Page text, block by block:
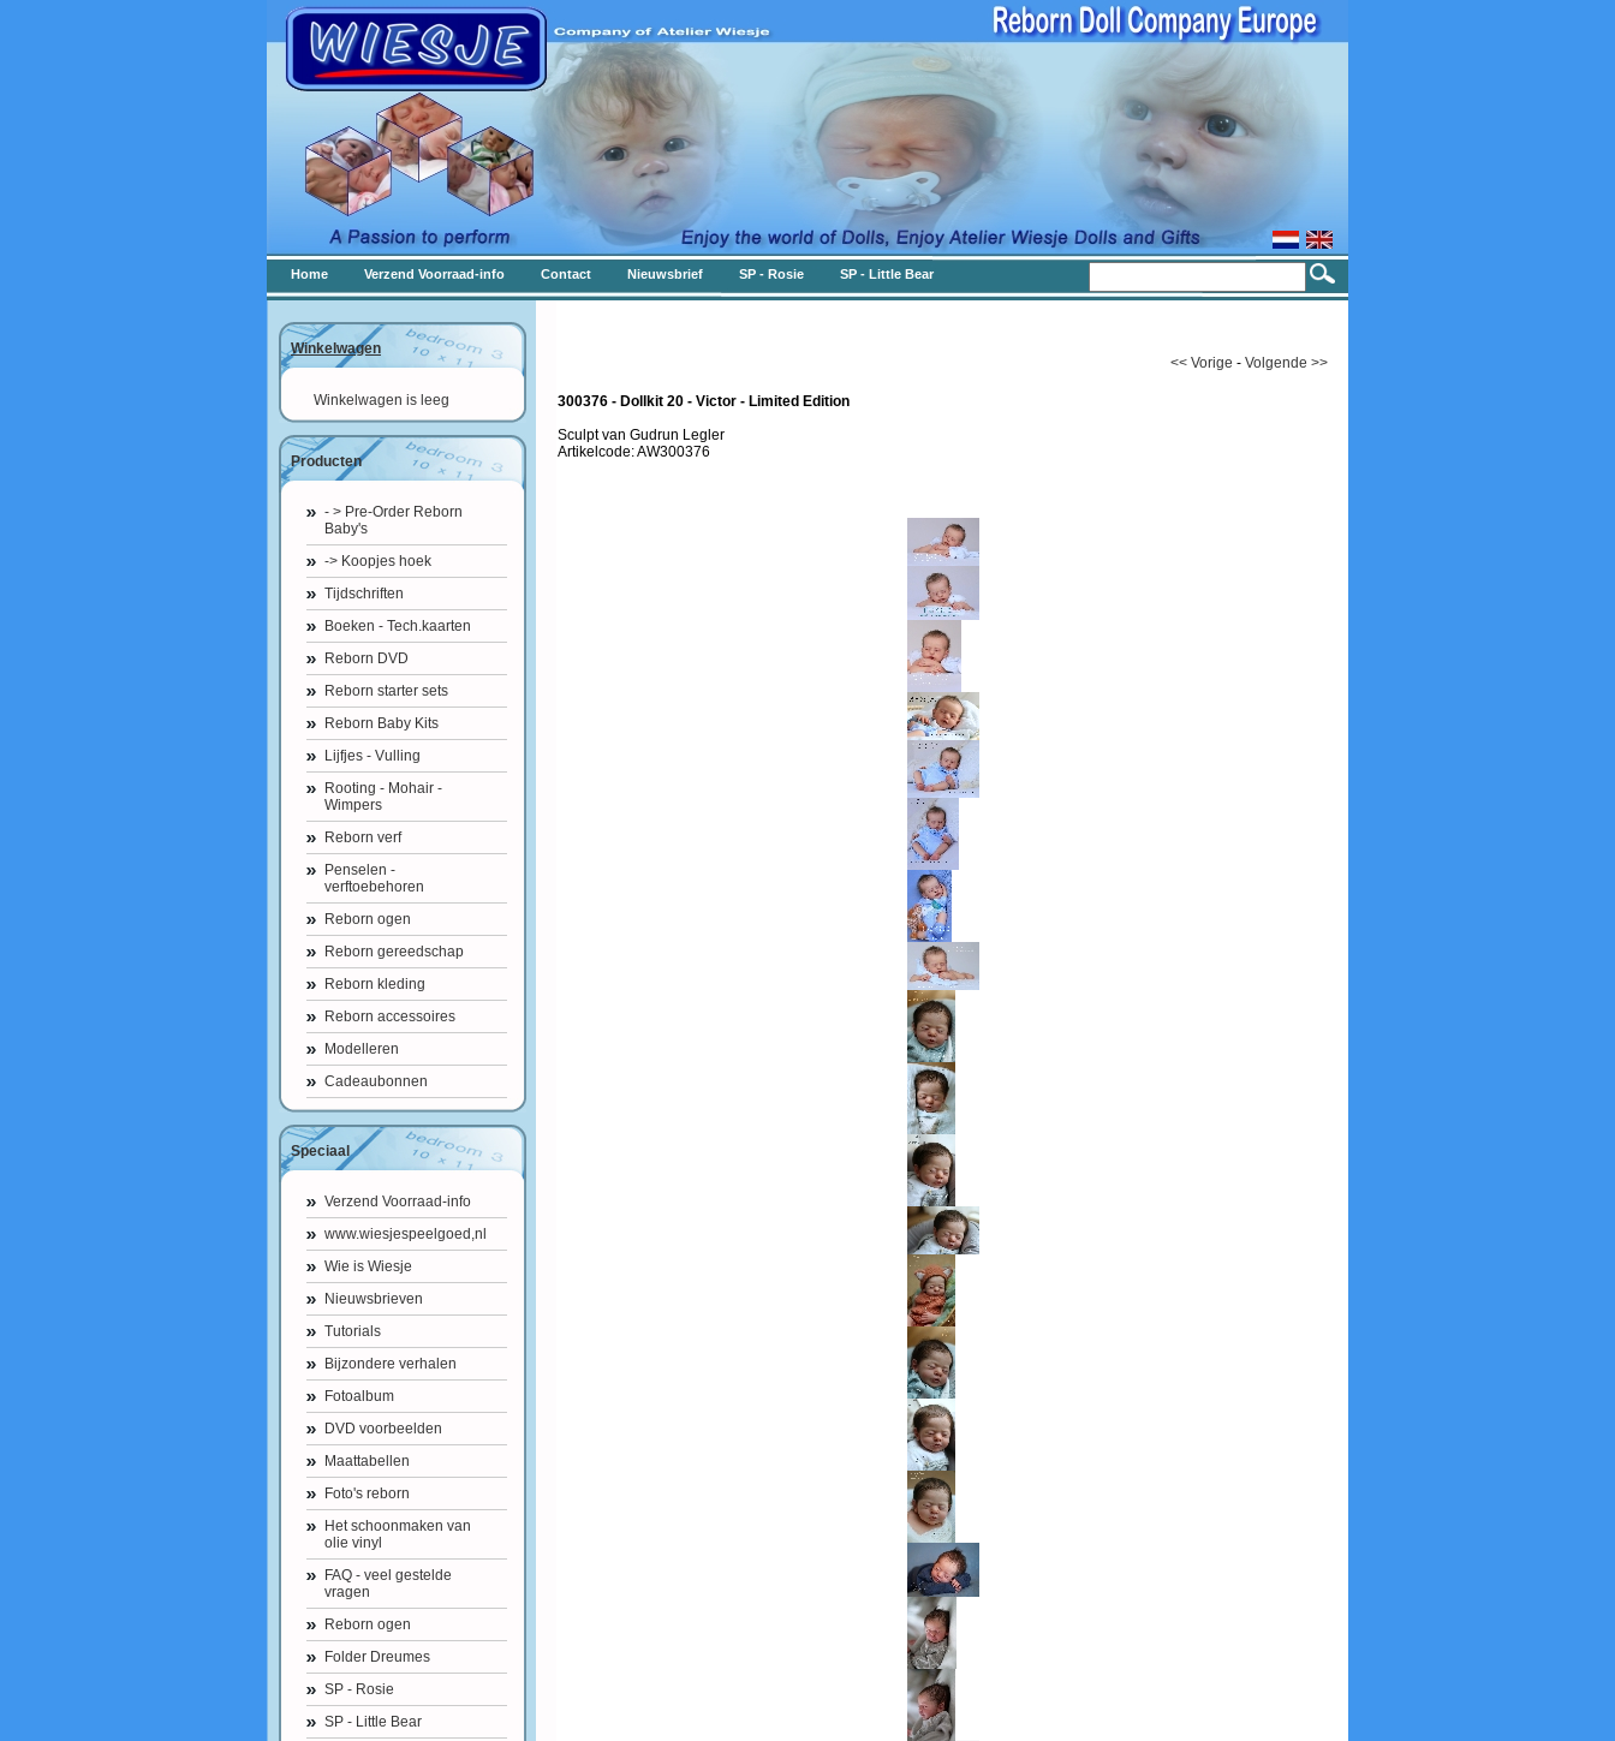
Home Verzend Voorraad-info Contact Nieuwsbrief SP - Rosie SP - Little Bear
Winkelwagen
Winkelwagen is leeg
Producten
- > Pre-Order Reborn
Baby's
-> Koopjes hoek
Tijdschriften
Boeken - Tech.kaarten
Reborn DVD
Reborn starter sets
Reborn Baby Kits
Lijfjes - Vulling
Rooting - Mohair -
Wimpers
Reborn verf
Penselen -
verftoebehoren
Reborn ogen
Reborn gereedschap
Reborn kleding
Reborn accessoires
Modelleren
Cadeaubonnen
Speciaal
Verzend Voorraad-info
www.wiesjespeelgoed,nl
Wie is Wiesje
Nieuwsbrieven
Tutorials
Bijzondere verhalen
Fotoalbum
DVD voorbeelden
Maattabellen
Foto's reborn
Het schoonmaken van
olie vinyl
FAQ - veel gestelde
vragen
Reborn ogen
Folder Dreumes
SP - Rosie
SP - Little Bear
<< Vorige - Volgende >>
300376 - Dollkit 20 - Victor - Limited Edition
Sculpt van Gudrun Legler
Artikelcode: AW300376